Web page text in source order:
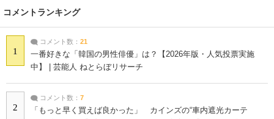
コメントランキング
1
コメント数： 21
一番好きな「韓国の男性俳優」は？【2026年版・人気投票実施
中】 | 芸能人 ねとらぼリサーチ
2
コメント数： 7
「もっと早く買えば良かった」 カインズの“車内遮光カーテ